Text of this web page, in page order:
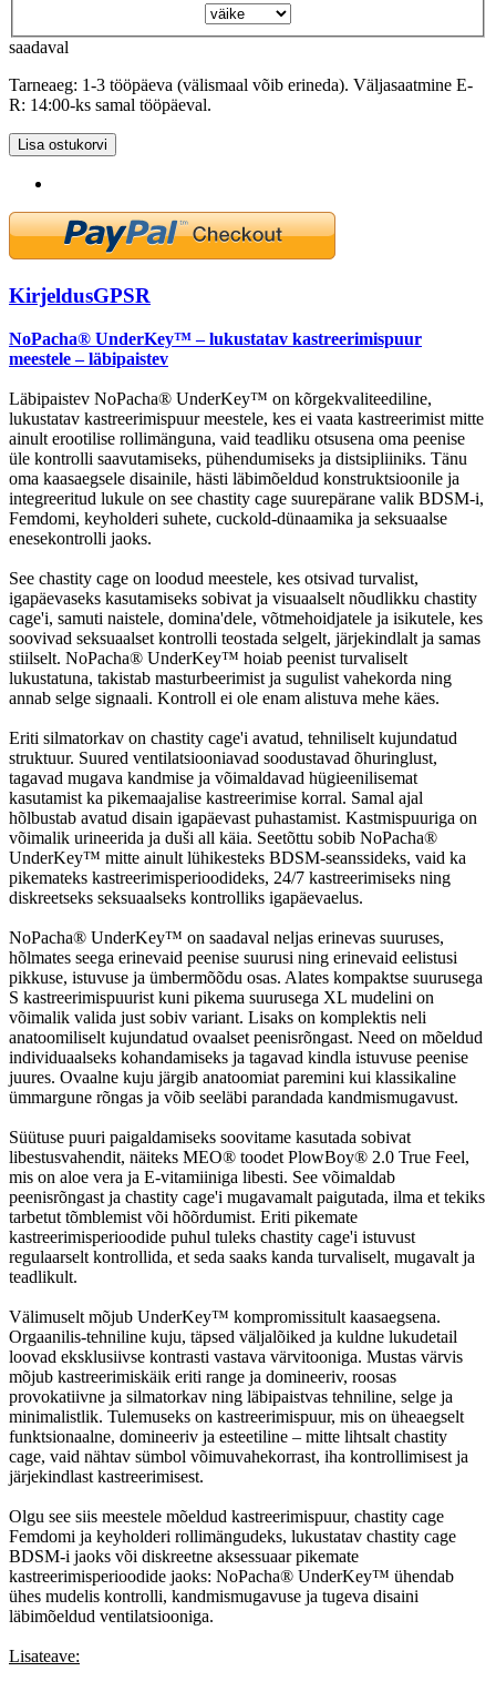
saadaval
Tarneaeg: 1-3 tööpäeva (välismaal võib erineda). Väljasaatmine E-
R: 14:00-ks samal tööpäeval.
Lisa ostukorvi
KirjeldusGPSR
NoPacha® UnderKey™ – lukustatav kastreerimispuur
meestele – läbipaistev
Läbipaistev NoPacha® UnderKey™ on kõrgekvaliteediline,
lukustatav kastreerimispuur meestele, kes ei vaata kastreerimist mitte
ainult erootilise rollimänguna, vaid teadliku otsusena oma peenise
üle kontrolli saavutamiseks, pühendumiseks ja distsipliiniks. Tänu
oma kaasaegsele disainile, hästi läbimõeldud konstruktsioonile ja
integreeritud lukule on see chastity cage suurepärane valik BDSM-i,
Femdomi, keyholderi suhete, cuckold-dünaamika ja seksuaalse
enesekontrolli jaoks.
See chastity cage on loodud meestele, kes otsivad turvalist,
igapäevaseks kasutamiseks sobivat ja visuaalselt nõudlikku chastity
cage'i, samuti naistele, domina'dele, võtmehoidjatele ja isikutele, kes
soovivad seksuaalset kontrolli teostada selgelt, järjekindlalt ja samas
stiilselt. NoPacha® UnderKey™ hoiab peenist turvaliselt
lukustatuna, takistab masturbeerimist ja sugulist vahekorda ning
annab selge signaali. Kontroll ei ole enam alistuva mehe käes.
Eriti silmatorkav on chastity cage'i avatud, tehniliselt kujundatud
struktuur. Suured ventilatsiooniavad soodustavad õhuringlust,
tagavad mugava kandmise ja võimaldavad hügieenilisemat
kasutamist ka pikemaajalise kastreerimise korral. Samal ajal
hõlbustab avatud disain igapäevast puhastamist. Kastmispuuriga on
võimalik urineerida ja duši all käia. Seetõttu sobib NoPacha®
UnderKey™ mitte ainult lühikesteks BDSM-seanssideks, vaid ka
pikemateks kastreerimisperioodideks, 24/7 kastreerimiseks ning
diskreetseks seksuaalseks kontrolliks igapäevaelus.
NoPacha® UnderKey™ on saadaval neljas erinevas suuruses,
hõlmates seega erinevaid peenise suurusi ning erinevaid eelistusi
pikkuse, istuvuse ja ümbermõõdu osas. Alates kompaktse suurusega
S kastreerimispuurist kuni pikema suurusega XL mudelini on
võimalik valida just sobiv variant. Lisaks on komplektis neli
anatoomiliselt kujundatud ovaalset peenisrõngast. Need on mõeldud
individuaalseks kohandamiseks ja tagavad kindla istuvuse peenise
juures. Ovaalne kuju järgib anatoomiat paremini kui klassikaline
ümmargune rõngas ja võib seeläbi parandada kandmismugavust.
Süütuse puuri paigaldamiseks soovitame kasutada sobivat
libestusvahendit, näiteks MEO® toodet PlowBoy® 2.0 True Feel,
mis on aloe vera ja E-vitamiiniga libesti. See võimaldab
peenisrõngast ja chastity cage'i mugavamalt paigutada, ilma et tekiks
tarbetut tõmblemist või hõõrdumist. Eriti pikemate
kastreerimisperioodide puhul tuleks chastity cage'i istuvust
regulaarselt kontrollida, et seda saaks kanda turvaliselt, mugavalt ja
teadlikult.
Välimuselt mõjub UnderKey™ kompromissitult kaasaegsena.
Orgaanilis-tehniline kuju, täpsed väljalõiked ja kuldne lukudetail
loovad eksklusiivse kontrasti vastava värvitooniga. Mustas värvis
mõjub kastreerimiskäik eriti range ja domineeriv, roosas
provokatiivne ja silmatorkav ning läbipaistvas tehniline, selge ja
minimalistlik. Tulemuseks on kastreerimispuur, mis on üheaegselt
funktsionaalne, domineeriv ja esteetiline – mitte lihtsalt chastity
cage, vaid nähtav sümbol võimuvahekorrast, iha kontrollimisest ja
järjekindlast kastreerimisest.
Olgu see siis meestele mõeldud kastreerimispuur, chastity cage
Femdomi ja keyholderi rollimängudeks, lukustatav chastity cage
BDSM-i jaoks või diskreetne aksessuaar pikemate
kastreerimisperioodide jaoks: NoPacha® UnderKey™ ühendab
ühes mudelis kontrolli, kandmismugavuse ja tugeva disaini
läbimõeldud ventilatsiooniga.
Lisateave: